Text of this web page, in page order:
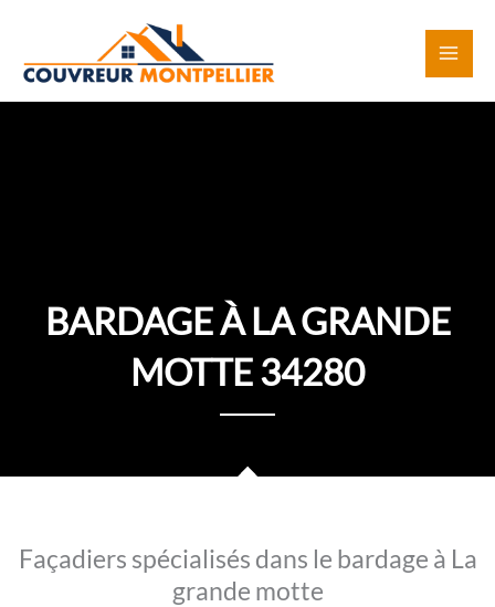
contenu
BARDAGE À LA GRANDE
MOTTE 34280
Façadiers spécialisés dans le bardage à La
grande motte